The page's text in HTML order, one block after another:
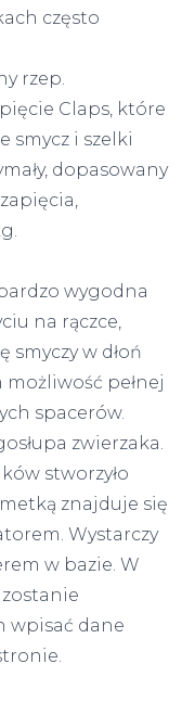
często
rzep.
Claps, które
smycz i szelki
dopasowany
wygodna
na rączce,
w dłoń
pełnej
spacerów.
zwierzaka.
stworzyło
znajduje się
Wystarczy
w bazie. W
wpisać dane